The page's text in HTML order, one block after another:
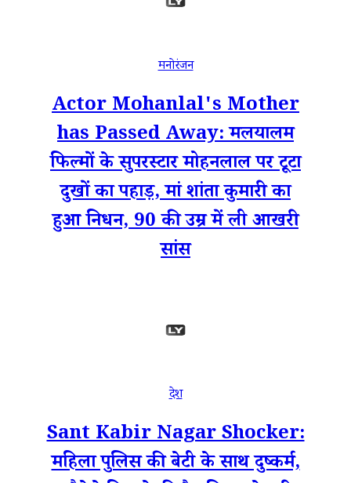
मनोरंजन
Actor Mohanlal's Mother
has Passed Away: मलयालम
फिल्मों के सुपरस्टार मोहनलाल पर टूटा
दुखों का पहाड़, मां शांता कुमारी का
हुआ निधन, 90 की उम्र में ली आखरी
सांस
देश
Sant Kabir Nagar Shocker:
महिला पुलिस की बेटी के साथ दुष्कर्म,